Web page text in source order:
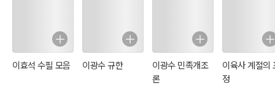
이효석 수필 모음 이광수 규한
이광수 민족개조
론
이육사 계절의
정